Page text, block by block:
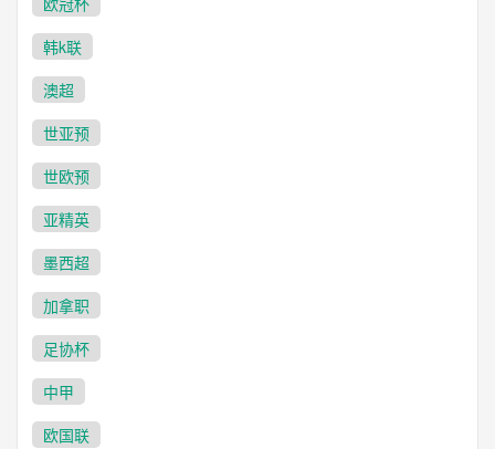
韩k联
澳超
世亚预
世欧预
亚精英
墨西超
加拿职
足协杯
中甲
欧国联